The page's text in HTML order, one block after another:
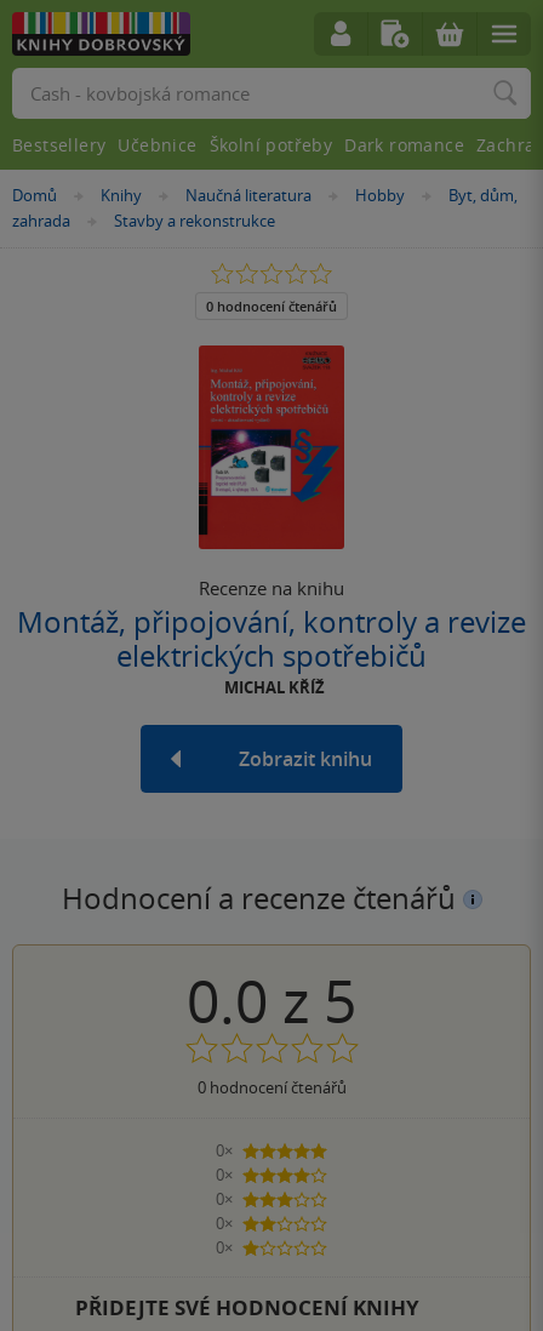
Nacházíte
se
Domů »
Knihy »Naučná literatura »Hobby »
Byt, dům,
zahrada
»
Stavby a rekonstrukce
Recenze na knihu
Montáž, připojování, kontroly a revize
elektrických spotřebičů
MICHAL KŘÍŽ
Zobrazit knihu
0.0
z
5
0 hodnocení čtenářů
Hodnocení a recenze čtenářů
0.0 z 5
0hodnocení čtenářů
0×
5 hvězdiček
0×
4 hvězdičky
0×
3 hvězdičky
0×
2 hvězdičky
0×
1 hvezdička
PŘIDEJTE SVÉ HODNOCENÍ KNIHY
Vyhledávání
Bestsellery Učebnice Školní potřeby Dark romance